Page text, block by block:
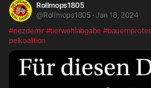
Rollmops1805
@Rollmops1805 · Jan 18, 2024
#oezdemir #tierwohlabgabe
pelkoalition